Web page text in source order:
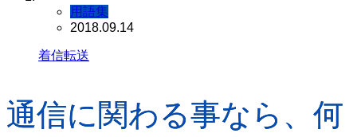
用語集
2018.09.14
着信転送
通信に関わる事なら、何